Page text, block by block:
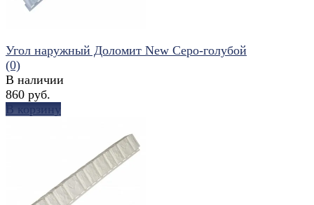
сравнить
Угол наружный Доломит New Серо-голубой
(0)
В наличии
860 руб.
В корзину